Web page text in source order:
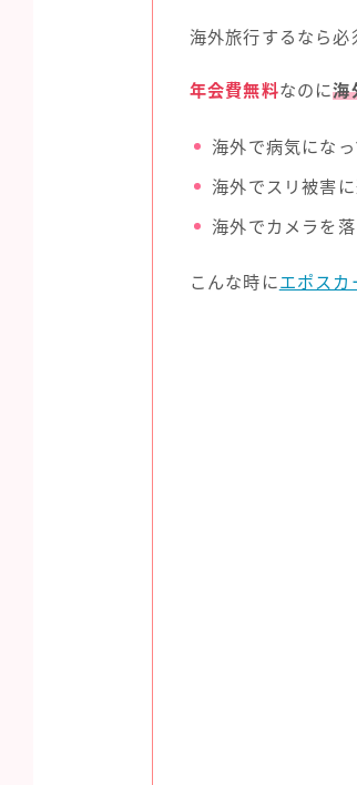
海外旅行するなら必
年会費無料なのに海
海外で病気にな
海外でスリ被害
海外でカメラを
こんな時にエポスカ